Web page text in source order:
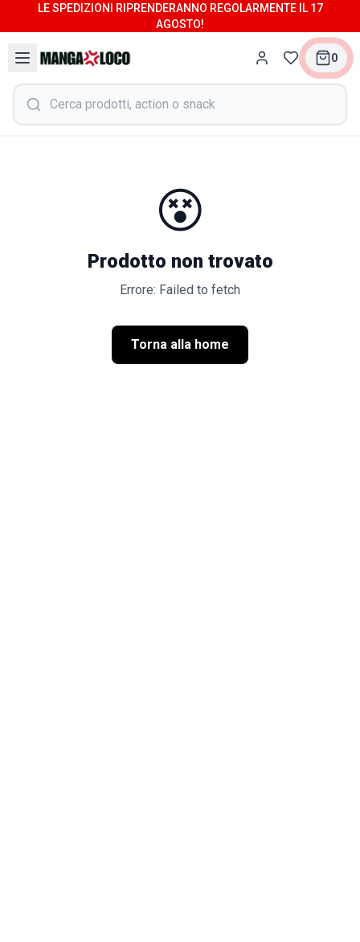
LE SPEDIZIONI RIPRENDERANNO REGOLARMENTE IL 17
AGOSTO!
0
😵
Prodotto non trovato
Errore: Failed to fetch
Torna alla home